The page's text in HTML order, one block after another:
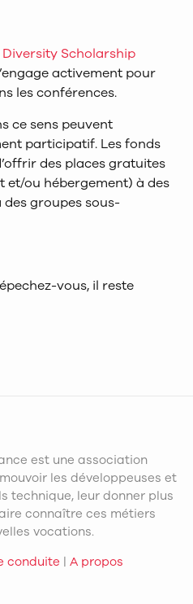
Scholarship
activement pour
les conférences.
ce sens peuvent
participatif. Les fonds
des places gratuites
et/ou hébergement) à des
groupes sous-
vous, il reste
est une association
les développeuses et
technique, leur donner plus
connaître ces métiers
vocations.
conduite | A propos